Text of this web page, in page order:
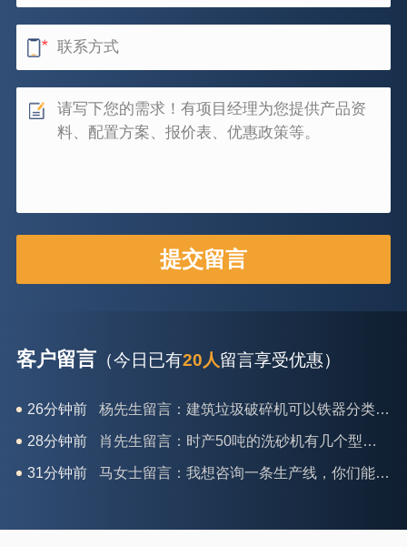
客户留言 （今日已有20人留言享受优惠）
26分钟前 杨先生留言：建筑垃圾破碎机可以铁器分类吗？
28分钟前 肖先生留言：时产50吨的洗砂机有几个型号？
31分钟前 马女士留言：我想咨询一条生产线，你们能做吗？
39分钟前 翟先生留言：石头碎沙设备和洗砂设备有吗？